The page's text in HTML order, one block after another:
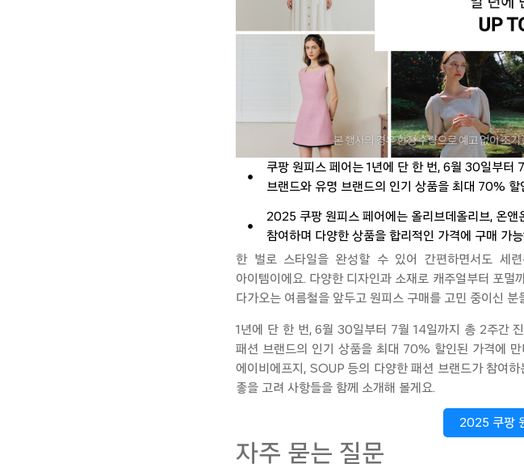
쿠팡 원피스 페어는 1년에 단 한 번, 6월 30일부터
브랜드와 유명 브랜드의 인기 상품을 최대 70% 할
2025 쿠팡 원피스 페어에는 올리브데올리브, 온
참여하며 다양한 상품을 합리적인 가격에 구매 가
한 벌로 스타일을 완성할 수 있어 간편하면서도 세
아이템이에요. 다양한 디자인과 소재로 캐주얼부터 포멀
다가오는 여름철을 앞두고 원피스 구매를 고민 중이신 분
1년에 단 한 번, 6월 30일부터 7월 14일까지 총 2주간
패션 브랜드의 인기 상품을 최대 70% 할인된 가격에 만
에이비에프지 , SOUP 등의 다양한 패션 브랜드가 참여하
좋을 고려 사항들을 함께 소개해 볼게요.
2025 쿠팡
자주 묻는 질문